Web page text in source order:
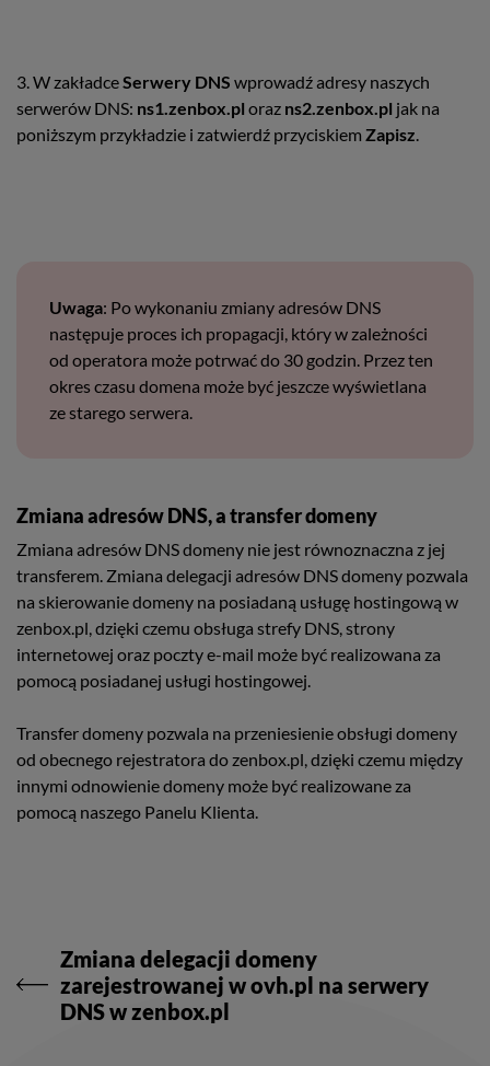
3. W zakładceSerwery DNS wprowadź adresy naszych
serwerów DNS: ns1.zenbox.pl oraz ns2.zenbox.pl jak na
poniższym przykładzie i zatwierdź przyciskiem Zapisz.
Uwaga: Po wykonaniu zmiany adresów DNS
następuje proces ich propagacji, który w zależności
od operatora może potrwać do 30 godzin. Przez ten
okres czasu domena może być jeszcze wyświetlana
ze starego serwera.
Zmiana adresów DNS, a transfer domeny
Zmiana adresów DNS domeny nie jest równoznaczna z jej
transferem. Zmiana delegacji adresów DNS domeny pozwala
na skierowanie domeny na posiadaną usługę hostingową w
zenbox.pl, dzięki czemu obsługa strefy DNS, strony
internetowej oraz poczty e-mail może być realizowana za
pomocą posiadanej usługi hostingowej.
Transfer domeny pozwala na przeniesienie obsługi domeny
od obecnego rejestratora do zenbox.pl, dzięki czemu między
innymi odnowienie domeny może być realizowane za
pomocą naszego Panelu Klienta.
wpisuZmiana delegacji domeny
zarejestrowanej w ovh.pl na serwery
DNS w zenbox.pl